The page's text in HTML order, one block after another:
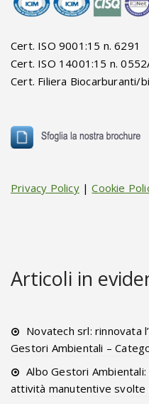
Cert. ISO 9001:15 n. 6291
Cert. ISO 14001:15 n.
Cert. Filiera Biocarburanti/
Privacy Policy|Cookie
Articoli in
Novatech srl: rinnovata
Gestori Ambientali –
Albo Gestori
attività manutentive svolte